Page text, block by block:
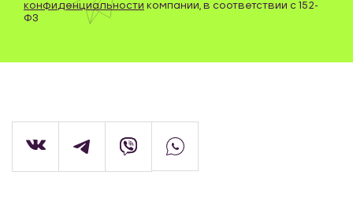
конфиденциальности компании, в соответствии с 152-
ФЗ